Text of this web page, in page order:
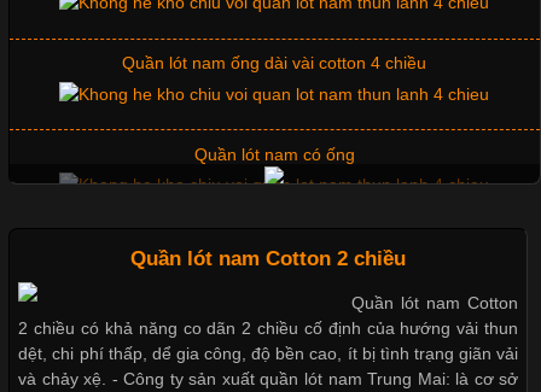
Vải Lycra Là Gì? Chất Liệu Co Giãn Được Ưa Chuộng Trong
Ngành May Mặc Trong ngành thời trang hiện đại, các loại vải có
khả năng co giãn tốt ngày càng được ưa chuộng nhằm mang lại
cảm giác thoải mái cho người mặc. Trong đó, vải Lycra là một
trong những chất liệu nổi bật nhờ độ đàn hồi cao,
Chất Liệu Bamboo Xu Hướng Mới Trong Ngành Thời Trang
Cập nhật 2026-05-21 14:59:25
Quần lót nam ống dài vài cotton 4 chiều
Quần lót nam có ống
Thị hiều quần lót nam bơi lội nam và nữ 2017
Quần lót nam Cotton 2 chiều
Quần lót nam Cotton
2 chiều có khả năng co dãn 2 chiều cố định của hướng vải thun
dệt, chi phí thấp, dể gia công, độ bền cao, ít bị tình trạng giãn vải
và chảy xệ. - Công ty sản xuất quần lót nam Trung Mai: là cơ sở